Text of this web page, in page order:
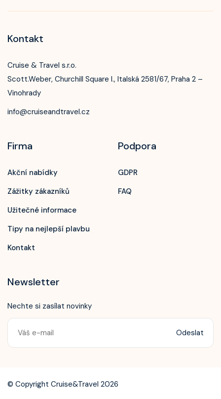
Zavolejte nám!
+420 603 172 604
Kontakt
Cruise & Travel s.r.o.
Scott.Weber, Churchill Square I., Italská 2581/67, Praha 2 –
Vinohrady
info@cruiseandtravel.cz
Firma
Akční nabídky
Zážitky zákazníků
Užitečné informace
Tipy na nejlepší plavbu
Kontakt
Podpora
GDPR
FAQ
Newsletter
Nechte si zasílat novinky
Odeslat
© Copyright Cruise&Travel 2026